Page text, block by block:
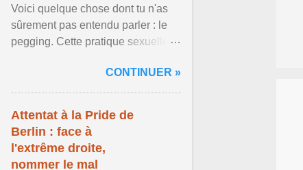
Voici quelque chose dont tu n'as
sûrement pas entendu parler : le
pegging. Cette pratique sexuelle
de changer ... Afficher l'article ...
CONTINUER »
Attentat à la Pride de
Berlin : face à
l'extrême droite,
nommer le mal